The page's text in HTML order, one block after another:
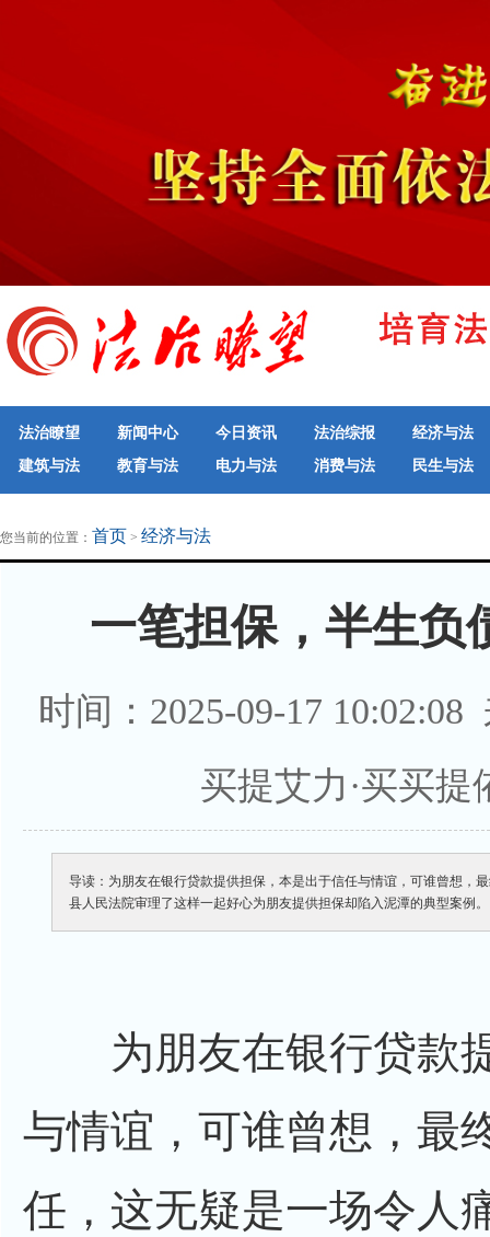
法治瞭望 新闻中心 今日资讯 法治综报
经济与法
建筑与法
教育与法 电力与法 消费与法
民生与法
地方法治联播
律师律所
您当前的位置： 首页 > 经济与法
一笔担保，半生负
时间：2025-09-17 10:02:08
买提艾力·买买
导读：为朋友在银行贷款提供担保，本是出于信任与情谊，可谁曾想，
县人民法院审理了这样一起好心为朋友提供担保却陷入泥潭的典型案例。
为朋友在银行贷款
与情谊，可谁曾想，最
任，这无疑是一场令人